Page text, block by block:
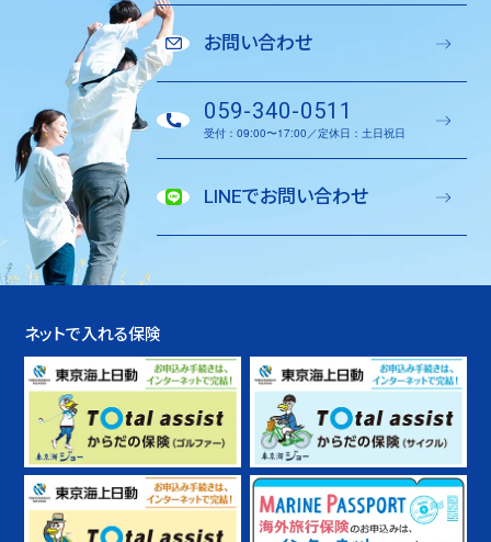
お問い合わせ
059-340-0511
受付：09:00〜17:00／定休日：土日祝日
LINEでお問い合わせ
ネットで入れる保険